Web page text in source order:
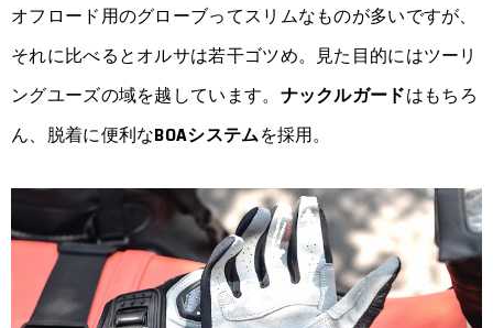
オフロード用のグローブってスリムなものが多いですが、
それに比べるとオルサは若干ゴツめ。見た目的にはツーリ
ングユーズの域を越しています。 ナックルガードはもちろ
ん、脱着に便利なBOAシステムを採用。